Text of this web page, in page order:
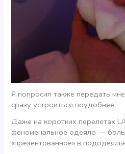
Я попросил также передать
сразу устроиться поудобнее.
Даже на коротких перелетах
феноменальное одеяло —
«презентованное» в